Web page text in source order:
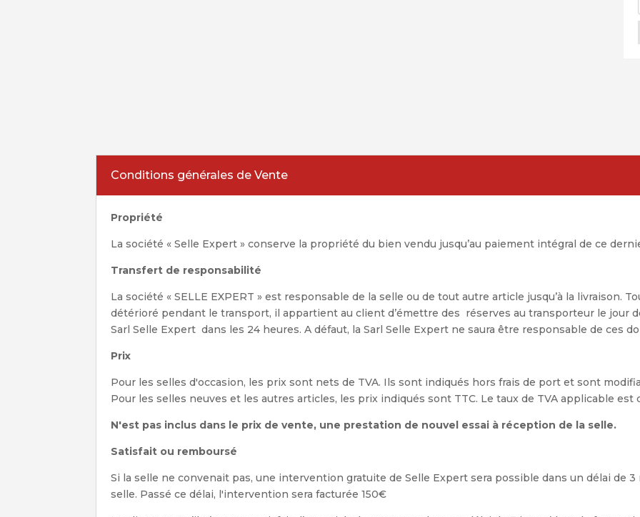
Conditions générales de Vente
Propriété
La société « Selle Expert » conserve la propriété du bien vendu jusqu’au paiement intégral de ce
Transfert de responsabilité
La société « SELLE EXPERT » est responsable de la selle ou de tout autre article jusqu’à la livraison.
détérioré pendant le transport, il appartient au client d’émettre des réserves au transporteur le jour
Sarl Selle Expert dans les 24 heures. A défaut, la Sarl Selle Expert ne saura être responsable de ces
Prix
Pour les selles d'occasion, les prix sont nets de TVA. Ils sont indiqués hors frais de port et sont
Pour les selles neuves et les autres articles, les prix indiqués sont TTC. Le taux de TVA applicable est
N'est pas inclus dans le prix de vente, une prestation de nouvel essai à réception de la selle.
Satisfait ou remboursé
Si la selle ne convenait pas, une intervention gratuite de Selle Expert sera possible dans un délai de
selle. Passé ce délai, l'intervention sera facturée 150€